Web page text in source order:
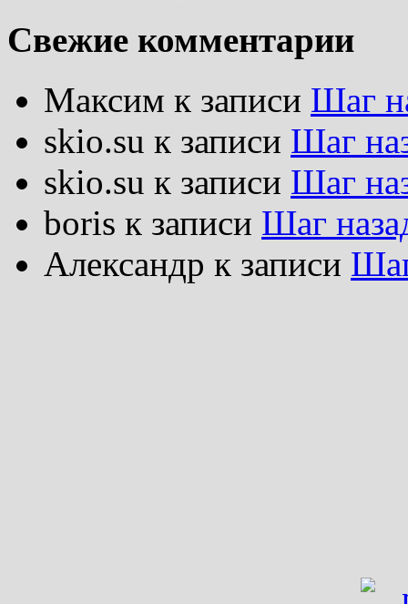
Свежие комментарии
Максим к записи Шаг
skio.su к записи Шаг
skio.su к записи Шаг
boris к записи Шаг
Александр к записи